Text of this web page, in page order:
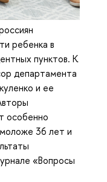
ребенка в
пунктов. К
департамента
и ее
особенно
36 лет и
«Вопросы